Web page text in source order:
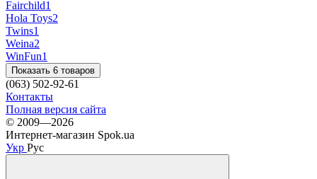
Fairchild1
Hola Toys2
Twins1
Weina2
WinFun1
Показать 6 товаров
(063) 502-92-61
Контакты
Полная версия сайта
© 2009—2026
Интернет-магазин Spok.ua
Укр Рус